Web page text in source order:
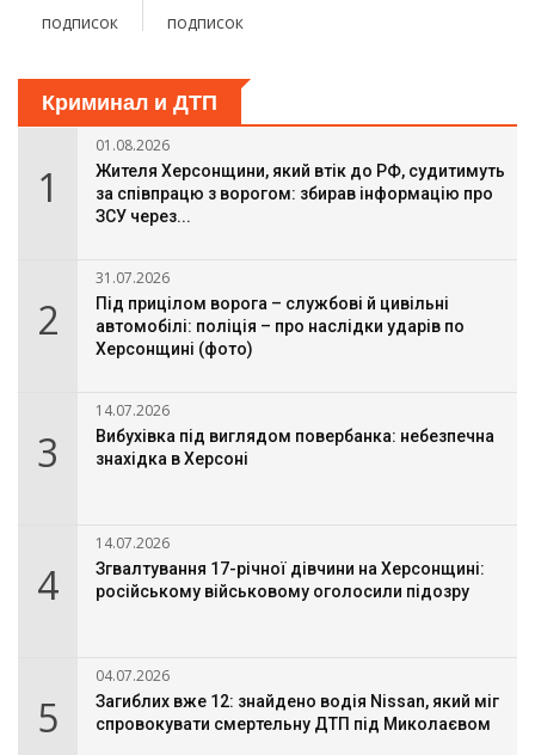
подписок подписок
Криминал и ДТП
1
01.08.2026
Жителя Херсонщини, який втік до РФ, судитимуть
за співпрацю з ворогом: збирав інформацію про
ЗСУ через...
2
31.07.2026
Під прицілом ворога – службові й цивільні
автомобілі: поліція – про наслідки ударів по
Херсонщині (фото)
3
14.07.2026
Вибухівка під виглядом повербанка: небезпечна
знахідка в Херсоні
4
14.07.2026
Згвалтування 17-річної дівчини на Херсонщині:
російському військовому оголосили підозру
5
04.07.2026
Загиблих вже 12: знайдено водія Nissan, який міг
спровокувати смертельну ДТП під Миколаєвом